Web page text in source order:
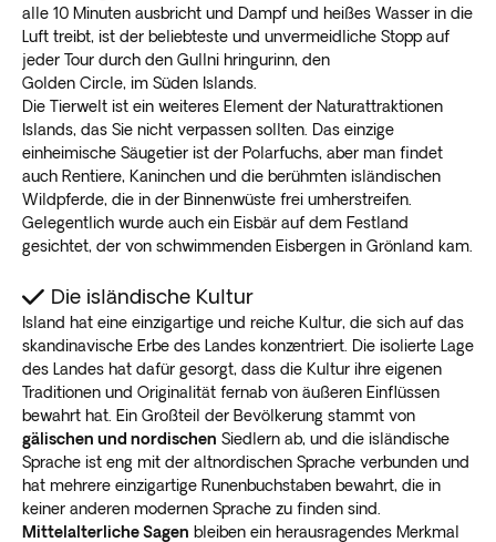
alle 10 Minuten ausbricht und Dampf und heißes Wasser in die
Luft treibt, ist der beliebteste und unvermeidliche Stopp auf
jeder Tour durch den Gullni hringurinn, den
Golden Circle, im Süden Islands.
Die Tierwelt ist ein weiteres Element der Naturattraktionen
Islands, das Sie nicht verpassen sollten. Das einzige
einheimische Säugetier ist der Polarfuchs, aber man findet
auch Rentiere, Kaninchen und die berühmten isländischen
Wildpferde, die in der Binnenwüste frei umherstreifen.
Gelegentlich wurde auch ein Eisbär auf dem Festland
gesichtet, der von schwimmenden Eisbergen in Grönland kam.
Die isländische Kultur
Island hat eine einzigartige und reiche Kultur, die sich auf das
skandinavische Erbe des Landes konzentriert. Die isolierte Lage
des Landes hat dafür gesorgt, dass die Kultur ihre eigenen
Traditionen und Originalität fernab von äußeren Einflüssen
bewahrt hat. Ein Großteil der Bevölkerung stammt von
gälischen und nordischen Siedlern ab, und die isländische
Sprache ist eng mit der altnordischen Sprache verbunden und
hat mehrere einzigartige Runenbuchstaben bewahrt, die in
keiner anderen modernen Sprache zu finden sind.
Mittelalterliche Sagen bleiben ein herausragendes Merkmal